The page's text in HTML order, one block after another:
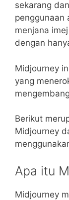
sekarang
penggunaan
menjana
dengan
Midjourney
yang
Berikut
Midjourney
Apa itu
Midjourney